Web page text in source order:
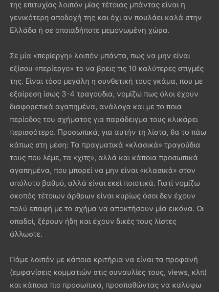
της επιτυχίας λοιπόν μίας τέτοιας μπάντας είναι η
γενικότερη αποδοχή της και όχι αν πουλάει καλά στην
Ελλάδα ή σε οποιαδήποτε μεμονωμένη χώρα.
Σε μία «περίεργη» λοιπόν μπάντα, πως να μην είναι
εξίσου «περίεργο» το να βρεις τις 10 καλύτερες στιγμές
της. Είναι τόσο μεγάλη η συνθετική τους γκάμα, που με
εξαίρεση ίσως 3-4 τραγούδια, νομίζω πως όλοι έχουν
διαφορετικά αγαπημένα, ανάλογα και με το ποια
περίοδος του σχήματος για παράδειγμα τους κλικάρει
περισσότερο. Προσωπικά, για αυτήν τη λίστα, θα το πάω
κάπως στη μέση: Τα πραγματικά «κλασικά» τραγούδια
τους που λέμε, τα «χιτς», αλλά και κάποια προσωπικά
αγαπημένα, που μπορεί να μην είναι «κλασικά» στον
απόλυτο βαθμό, αλλά είναι εκεί ποιοτικά. Γιατί νομίζω
σκοπός τέτοιων άρθρων είναι κυρίως όσοι δεν έχουν
πολύ επαφή με το σχήμα να αποκτήσουν μία εικόνα. Οι
οπαδοί, ξέρουν ήδη και έχουν δικές τους λίστες
άλλωστε.
Πάμε λοιπόν με κάποια κριτήρια να είναι τα προφανή
(εμφανίσεις κομματιών στις συναυλίες τους, views, κλπ)
και κάποια πιο προσωπικά, προσπαθώντας να καλύψω